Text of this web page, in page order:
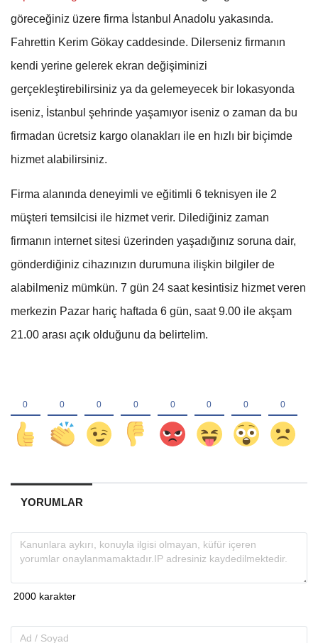
göreceğiniz üzere firma İstanbul Anadolu yakasında.
Fahrettin Kerim Gökay caddesinde. Dilerseniz firmanın
kendi yerine gelerek ekran değişiminizi
gerçekleştirebilirsiniz ya da gelemeyecek bir lokasyonda
iseniz, İstanbul şehrinde yaşamıyor iseniz o zaman da bu
firmadan ücretsiz kargo olanakları ile en hızlı bir biçimde
hizmet alabilirsiniz.
Firma alanında deneyimli ve eğitimli 6 teknisyen ile 2
müşteri temsilcisi ile hizmet verir. Dilediğiniz zaman
firmanın internet sitesi üzerinden yaşadığınız soruna dair,
gönderdiğiniz cihazınızın durumuna ilişkin bilgiler de
alabilmeniz mümkün. 7 gün 24 saat kesintisiz hizmet veren
merkezin Pazar hariç haftada 6 gün, saat 9.00 ile akşam
21.00 arası açık olduğunu da belirtelim.
YORUMLAR